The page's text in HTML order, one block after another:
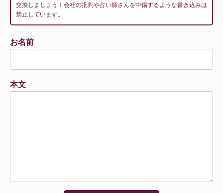
交換しましょう！会社の批判や占い師さんを中傷するような書き込みは
禁止しています。
お名前
本文